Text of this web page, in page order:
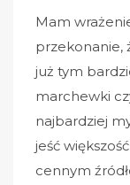
Mam
przekonanie,
już tym
marchewki
najbardziej
jeść
cennym